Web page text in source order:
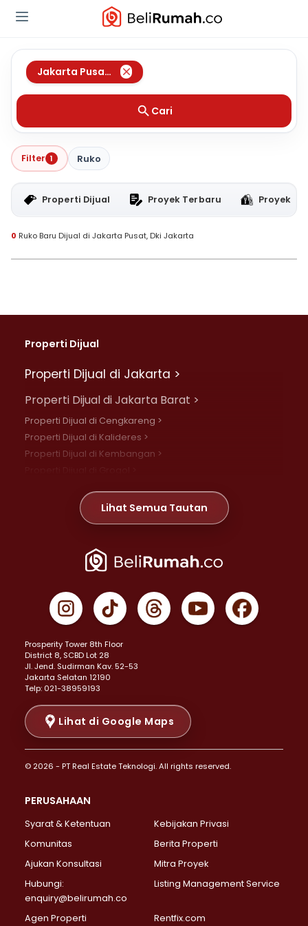
Jakarta Pusat, Dki Jakarta
Cari
Filter 1 Ruko
Properti Dijual Proyek Terbaru Proyek
0 Ruko Baru Dijual di Jakarta Pusat, Dki Jakarta
Properti Dijual
Properti Dijual di Jakarta >
Properti Dijual di Jakarta Barat >
Properti Dijual di Cengkareng >
Properti Dijual di Kalideres >
Properti Dijual di Kembangan >
Properti Dijual di Meruya >
Properti Dijual di Jelambar >
Properti Dijual di Jakarta Pusat >
Properti Dijual di Gambir >
Properti Dijual di Johar Baru >
Properti Dijual di Menteng >
Properti Dijual di Senen >
Properti Dijual di Tanah Abang >
Properti Dijual di Cikini >
Properti Dijual di Kramat >
Properti Dijual di Pasar Baru >
Properti Dijual di Bendungan Hilir >
Properti Dijual di Jakarta Selatan >
Properti Dijual di Lebak Bulus >
Properti Dijual di Gandaria Selatan >
Properti Dijual di Pondok Labu >
Properti Dijual di Lenteng Agung >
Properti Dijual di Senayan >
Properti Dijual di Pondok Pinang >
Lihat Semua Tautan
Prosperity Tower 8th Floor
District 8, SCBD Lot 28
JI. Jend. Sudirman Kav. 52-53
Jakarta Selatan 12190
Telp: 021-38959193
Lihat di Google Maps
© 2026 - PT Real Estate Teknologi. All rights reserved.
PERUSAHAAN
Syarat & Ketentuan
Kebijakan Privasi
Komunitas
Berita Properti
Ajukan Konsultasi
Mitra Proyek
Hubungi:
enquiry@belirumah.co
Listing Management Service
Agen Properti Rentfix.com